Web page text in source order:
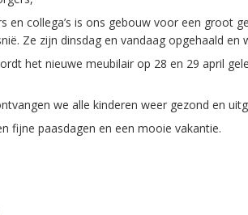
en collega’s is ons gebouw voor een groot
Ze zijn dinsdag en vandaag opgehaald
het nieuwe meubilair op 28 en 29 april
we alle kinderen weer gezond en
fijne paasdagen en een mooie vakantie.